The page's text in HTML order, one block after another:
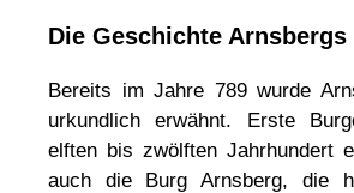
Die Geschichte Arnsbergs
Bereits im Jahre 789 wurde
urkundlich erwähnt. Erste
elften bis zwölften Jahrhundert
auch die Burg Arnsberg, die